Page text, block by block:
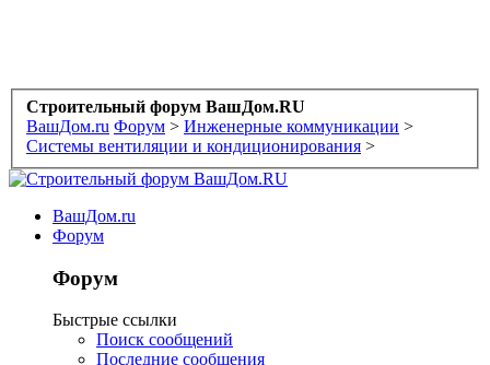
Строительный форум ВашДом.RU
ВашДом.ru Форум > Инженерные коммуникации >
Системы вентиляции и кондиционирования >
ВашДом.ru
Форум
Форум
Быстрые ссылки
Поиск сообщений
Последние сообщения